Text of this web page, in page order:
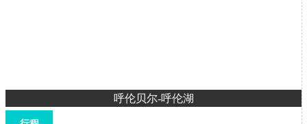
呼伦贝尔-呼伦湖